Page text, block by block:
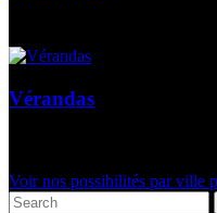
Vérandas
Voir nos possibilités par ville